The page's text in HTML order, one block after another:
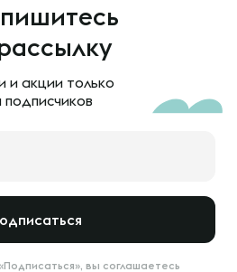
и акции только
подписчиков
вы соглашаетесь